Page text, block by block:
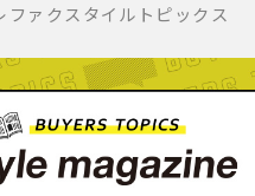
ファクスタイルトピックス